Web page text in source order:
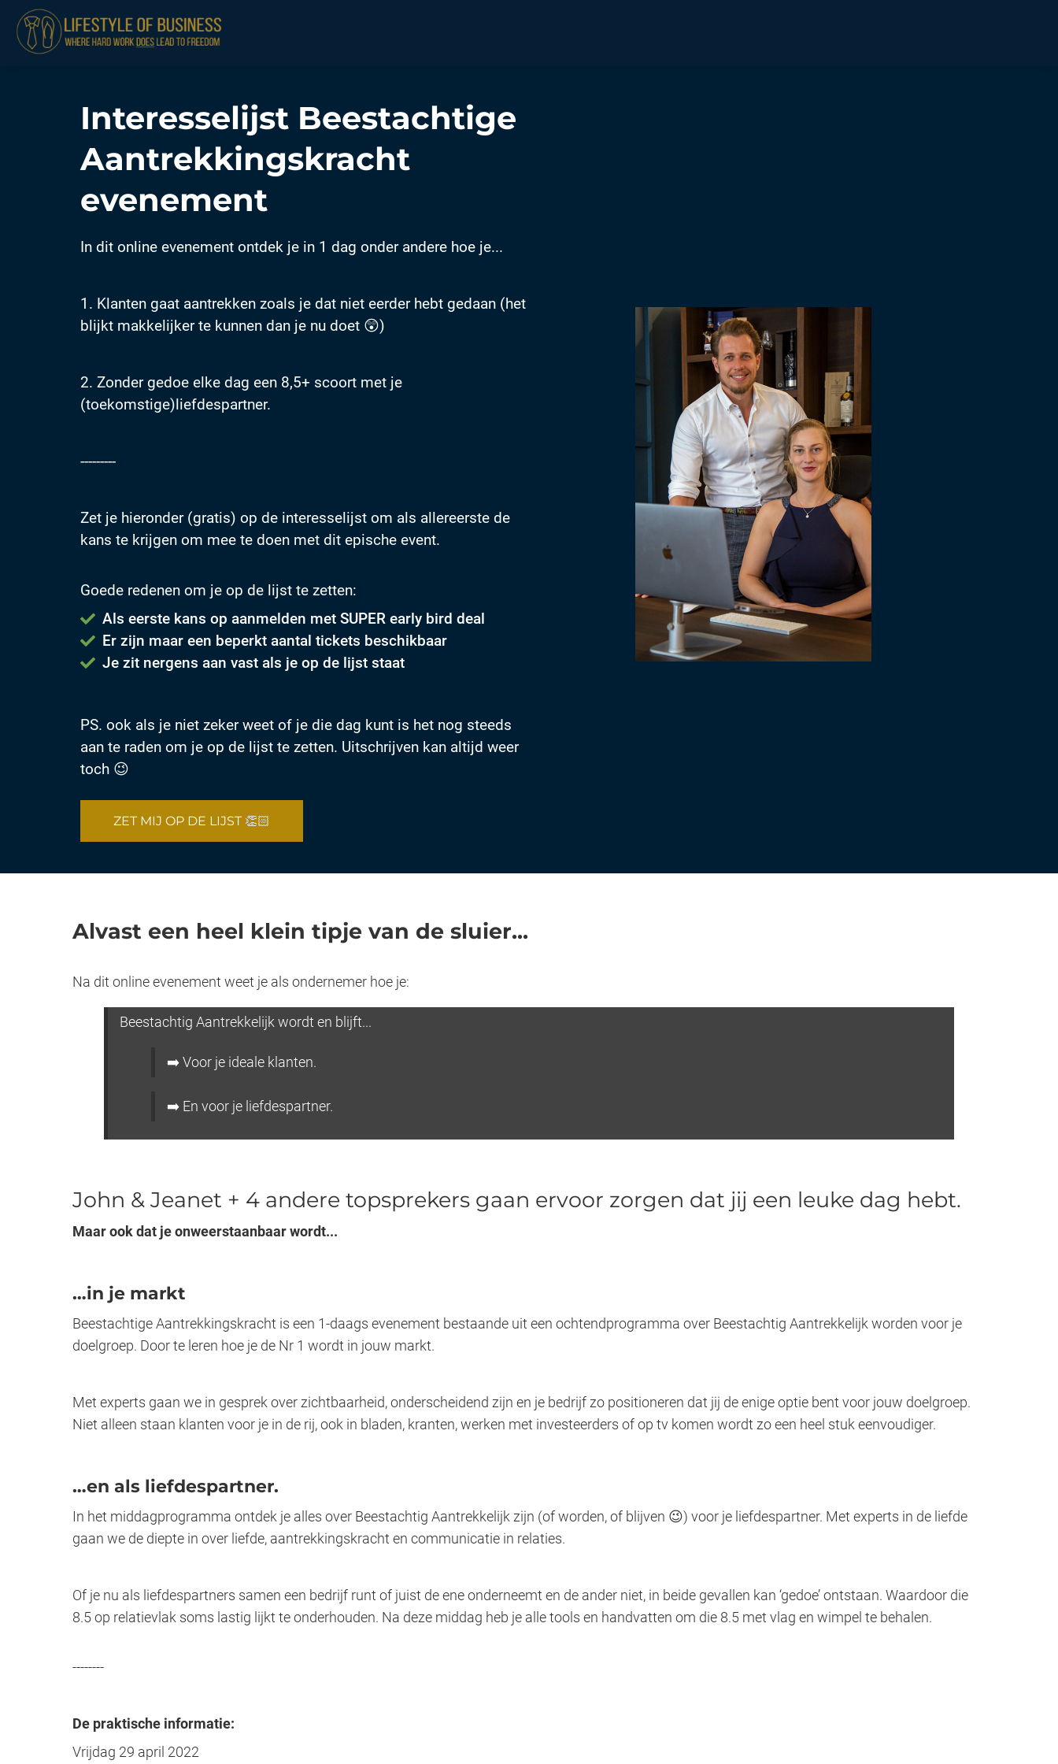
Interesselijst Beestachtige
Aantrekkingskracht
evenement
In dit online evenement ontdek je in 1 dag onder andere hoe je...
1. Klanten gaat aantrekken zoals je dat niet eerder hebt gedaan (het
blijkt makkelijker te kunnen dan je nu doet 😲)
2. Zonder gedoe elke dag een 8,5+ scoort met je
(toekomstige)liefdespartner.
---------
Zet je hieronder (gratis) op de interesselijst om als allereerste de
kans te krijgen om mee te doen met dit epische event.
Goede redenen om je op de lijst te zetten:
Als eerste kans op aanmelden met SUPER early bird deal
Er zijn maar een beperkt aantal tickets beschikbaar
Je zit nergens aan vast als je op de lijst staat
PS. ook als je niet zeker weet of je die dag kunt is het nog steeds
aan te raden om je op de lijst te zetten. Uitschrijven kan altijd weer
toch 😉
ZET MIJ OP DE LIJST 👏🏻
Alvast een heel klein tipje van de sluier...
Na dit online evenement weet je als ondernemer hoe je:
Beestachtig Aantrekkelijk wordt en blijft...
➡️ Voor je ideale klanten.
➡️ En voor je liefdespartner.
John & Jeanet + 4 andere topsprekers gaan ervoor zorgen dat jij een leuke dag hebt.
Maar ook dat je onweerstaanbaar wordt...
…in je markt
Beestachtige Aantrekkingskracht is een 1-daags evenement bestaande uit een ochtendprogramma over Beestachtig Aantrekkelijk worden voor je
doelgroep. Door te leren hoe je de Nr 1 wordt in jouw markt.
Met experts gaan we in gesprek over zichtbaarheid, onderscheidend zijn en je bedrijf zo positioneren dat jij de enige optie bent voor jouw doelgroep.
Niet alleen staan klanten voor je in de rij, ook in bladen, kranten, werken met investeerders of op tv komen wordt zo een heel stuk eenvoudiger.
…en als liefdespartner.
In het middagprogramma ontdek je alles over Beestachtig Aantrekkelijk zijn (of worden, of blijven 😉) voor je liefdespartner. Met experts in de liefde
gaan we de diepte in over liefde, aantrekkingskracht en communicatie in relaties.
Of je nu als liefdespartners samen een bedrijf runt of juist de ene onderneemt en de ander niet, in beide gevallen kan ‘gedoe’ ontstaan. Waardoor die
8.5 op relatievlak soms lastig lijkt te onderhouden. Na deze middag heb je alle tools en handvatten om die 8.5 met vlag en wimpel te behalen.
--------
De praktische informatie:
Vrijdag 29 april 2022
over
van een
gebruikt om
te volgen